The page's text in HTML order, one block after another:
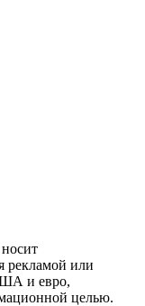
рекламой или
и евро,
целью.